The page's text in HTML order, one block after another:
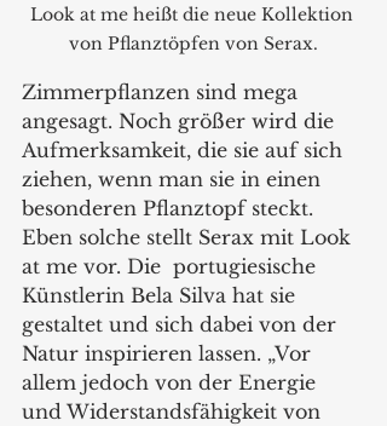
Look at me heißt die neue Kollektion
von Pflanztöpfen von Serax.
Zimmerpflanzen sind mega
angesagt. Noch größer wird die
Aufmerksamkeit, die sie auf sich
ziehen, wenn man sie in einen
besonderen Pflanztopf steckt.
Eben solche stellt Serax mit Look
at me vor. Die  portugiesische
Künstlerin Bela Silva hat sie
gestaltet und sich dabei von der
Natur inspirieren lassen. „Vor
allem jedoch von der Energie
und Widerstandsfähigkeit von